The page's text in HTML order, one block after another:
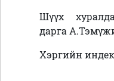
Шүүх
дарга
Хэргийн